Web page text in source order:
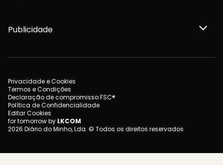
Publicidade
Privacidade e Cookies
Termos e Condições
Declaração de compromisso FSC®
Política de Confidencialidade
Editar Cookies
for tomorrow by LKCOM
2026 Diário do Minho, Lda. © Todos os direitos reservados